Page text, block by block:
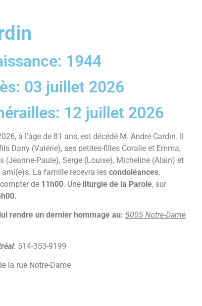
1944
03 juillet 2026
12 juillet 2026
à l’âge de 81 ans, est décédé M. André Cardin. Il
Dany (Valérie), ses petites-filles Coralie et Emma,
(Jeanne-Paule), Serge (Louise), Micheline (Alain) et
ami(e)s. La famille recevra les condoléances,
de 11h00. Une liturgie de la Parole, sur
rendre un dernier hommage au: 8005 Notre-Dame
: 514-353-9199
la rue Notre-Dame